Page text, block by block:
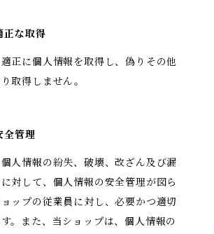
正な取得
正に個人情報を取得し、偽りその他
取得しません。
全管理
人情報の紛失、破壊、改ざん及び漏
対して、個人情報の安全管理が図ら
ップの従業員に対し、必要かつ適切
。また、当ショップは、個人情報の